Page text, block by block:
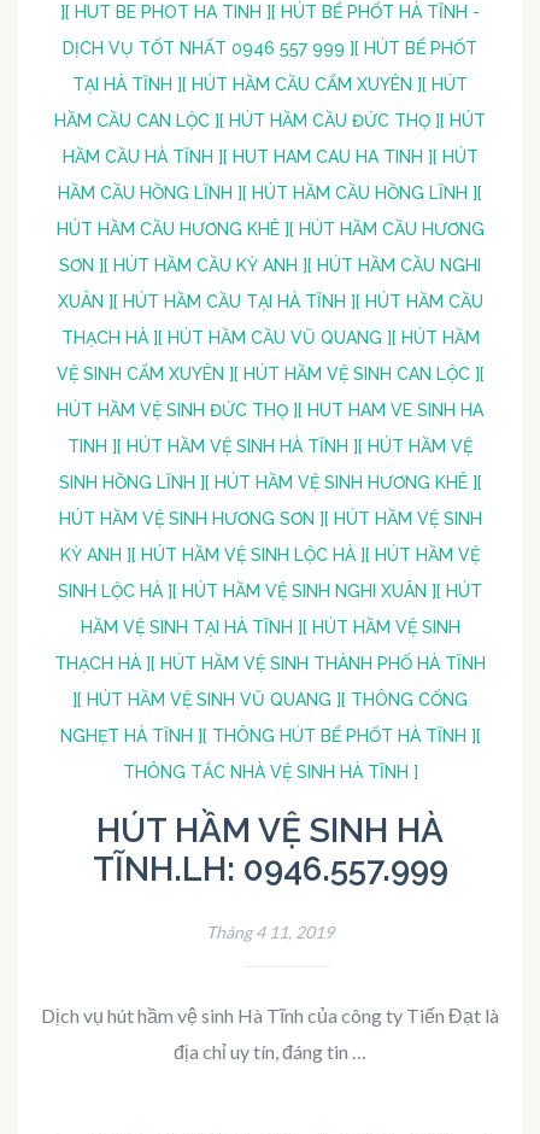
][ HUT BE PHOT HA TINH ][ HÚT BỂ PHỐT HÀ TĨNH -
DỊCH VỤ TỐT NHẤT 0946 557 999 ][ HÚT BỂ PHỐT
TẠI HÀ TĨNH ][ HÚT HẦM CẦU CẨM XUYÊN ][ HÚT
HẦM CẦU CAN LỘC ][ HÚT HẦM CẦU ĐỨC THỌ ][ HÚT
HẦM CẦU HÀ TĨNH ][ HUT HAM CAU HA TINH ][ HÚT
HẦM CẦU HỒNG LĨNH ][ HÚT HẦM CẦU HỒNG LĨNH ][
HÚT HẦM CẦU HƯƠNG KHÊ ][ HÚT HẦM CẦU HƯƠNG
SƠN ][ HÚT HẦM CẦU KỲ ANH ][ HÚT HẦM CẦU NGHI
XUÂN ][ HÚT HẦM CẦU TẠI HÀ TĨNH ][ HÚT HẦM CẦU
THẠCH HÀ ][ HÚT HẦM CẦU VŨ QUANG ][ HÚT HẦM
VỆ SINH CẨM XUYÊN ][ HÚT HẦM VỆ SINH CAN LỘC ][
HÚT HẦM VỆ SINH ĐỨC THỌ ][ HUT HAM VE SINH HA
TINH ][ HÚT HẦM VỆ SINH HÀ TĨNH ][ HÚT HẦM VỆ
SINH HỒNG LĨNH ][ HÚT HẦM VỆ SINH HƯƠNG KHÊ ][
HÚT HẦM VỆ SINH HƯƠNG SƠN ][ HÚT HẦM VỆ SINH
KỲ ANH ][ HÚT HẦM VỆ SINH LỘC HÀ ][ HÚT HẦM VỆ
SINH LỘC HÀ ][ HÚT HẦM VỆ SINH NGHI XUÂN ][ HÚT
HẦM VỆ SINH TẠI HÀ TĨNH ][ HÚT HẦM VỆ SINH
THẠCH HÀ ][ HÚT HẦM VỆ SINH THÀNH PHỐ HÀ TĨNH
][ HÚT HẦM VỆ SINH VŨ QUANG ][ THÔNG CỐNG
NGHẸT HÀ TĨNH ][ THÔNG HÚT BỂ PHỐT HÀ TĨNH ][
THÔNG TẮC NHÀ VỆ SINH HÀ TĨNH ]
HÚT HẦM VỆ SINH HÀ
TĨNH.LH: 0946.557.999
Tháng 4 11, 2019
Dịch vụ hút hầm vệ sinh Hà Tĩnh của công ty Tiến Đạt là
địa chỉ uy tín, đáng tin …